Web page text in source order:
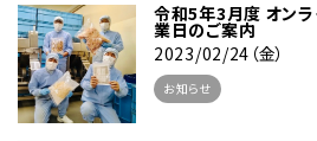
令和5年3月度 オン
業日のご案内
2023/02/24（金）
お知らせ